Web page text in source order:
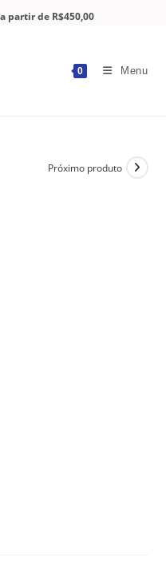
partir de R$450,00
0 Menu
Próximo produto